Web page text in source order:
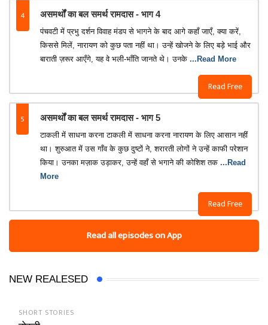
4 असमर्थों का बल समर्थ रामदास - भाग 4
Read Free
पंचवटी में प्रभु दर्शन विवाह मंडप से भागने के बाद आगे कहाँ जाएँ, क्या करें,
किससे मिलें, नारायण को कुछ पता नहीं था। उन्हें खोजने के लिए बड़े भाई और
बाराती ज़रूर आएँगे, यह वे भली-भाँति जानते थे। उनके ...Read More
5 असमर्थों का बल समर्थ रामदास - भाग 5
Read Free
टाकली में साधना करना टाकली में साधना करना नारायण के लिए आसान नहीं
था। शुरुआत में उस गाँव के कुछ दुष्टों ने, शरारती लोगों ने उन्हें काफी परेशान
किया। उनका मज़ाक उड़ाकर, उन्हें वहाँ से भगाने की कोशिश तक ...Read
More
Read all episodes on App
NEW REALESED
SHORT STORIES